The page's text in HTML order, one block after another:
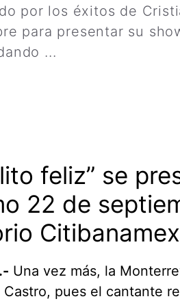
por los éxitos de
para presentar su
...
feliz” se
22 de
Una vez más, la
pues el cantante